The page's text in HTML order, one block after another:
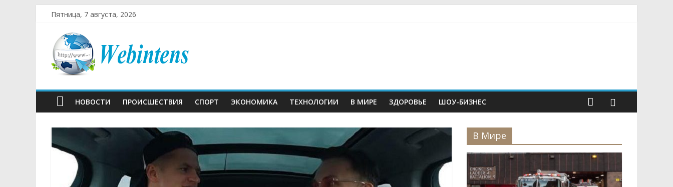
Пятница, 7 августа, 2026
НОВОСТИ ПРОИСШЕСТВИЯ СПОРТ ЭКОНОМИКА ТЕХНОЛОГИИ В МИРЕ ЗДОРОВЬЕ ШОУ-БИЗНЕС
В Мире